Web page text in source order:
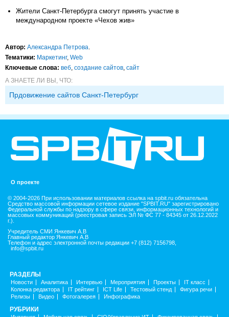
Жители Санкт-Петербурга смогут принять участие в
международном проекте «Чехов жив»
Автор: Александра Петрова
Тематики: Маркетинг, Web
Ключевые слова: веб создание сайтов сайт
А ЗНАЕТЕ ЛИ ВЫ, ЧТО:
Прдовижение сайтов Санкт-Петербург
О проекте
© 2004-2026 При использовании материалов ссылка на spbit.ru обязательна
Средство массовой информации сетевое издание "SPBIT.RU" зарегистрировано
Федеральной службы по надзору в сфере связи, информационных технологий и
массовых коммуникаций (реестровая запись ЭЛ № ФС 77 - 84345 от 26.12.2022
г.).
Учредитель СМИ Янкевич А.В
Главный редактор Янкевич А.В
Телефон и адрес электронной почты редакции +7 (812) 7156798,
info@spbit.ru
РАЗДЕЛЫ
Новости Аналитика Интервью Мероприятия Проекты
IT класс
Колонка редактора
IT рейтинг ICT Life Тестовый стенд
Фигура речи
Релизы
Видео Фотогалерея Инфографика
РУБРИКИ